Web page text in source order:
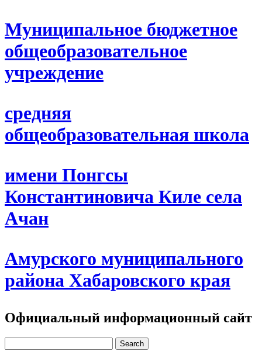
Муниципальное бюджетное
общеобразовательное
учреждение
средняя
общеобразовательная школа
имени Понгсы
Константиновича Киле села
Ачан
Амурского муниципального
района Хабаровского края
Официальный информационный сайт